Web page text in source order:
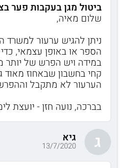
ביטול מגן בעקבות פער
שלום מאיה,
ניתן להגיש ערעור למשרד
הספר או באופן עצמאי,
במידה ויש הפרש של יותר מ-20
קחי בחשבון שבאחוז מאוד
הערעור לא מתקבל
בברכה, נועה חזן - יועצת
ג גיא
13/7/2020